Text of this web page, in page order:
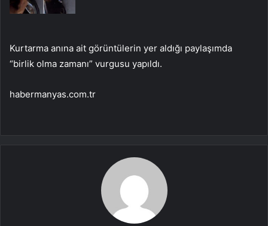
Kurtarma anına ait görüntülerin yer aldığı paylaşımda
“birlik olma zamanı” vurgusu yapıldı.
habermanyas.com.tr